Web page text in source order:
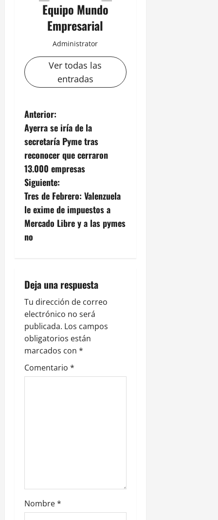
Equipo Mundo
Empresarial
Administrator
Ver todas las
entradas
N
a
v
e
g
a
c
ó
n
d
e
e
n
a
s
Anterior:
Ayerra se iría de la
secretaría Pyme tras
reconocer que cerraron
13.000 empresas
Siguiente:
Tres de Febrero: Valenzuela
le exime de impuestos a
Mercado Libre y a las pymes
no
Deja una respuesta
Tu dirección de correo
electrónico no será
publicada. Los campos
obligatorios están
marcados con *
Comentario *
Nombre*